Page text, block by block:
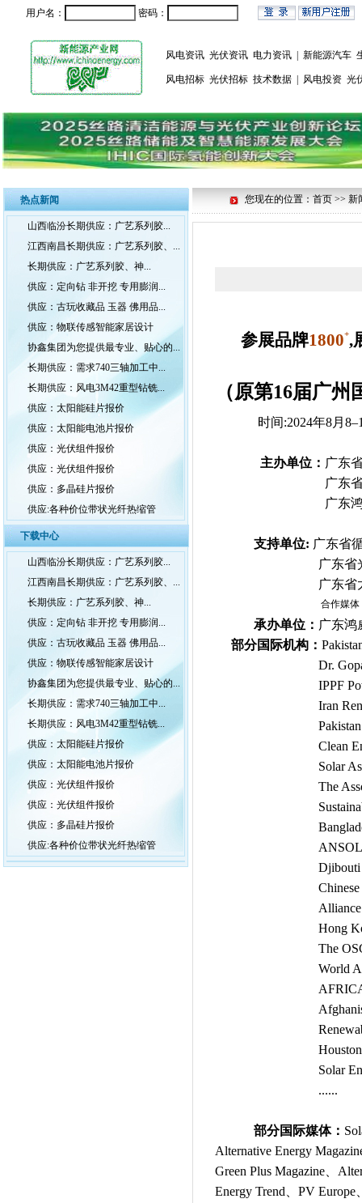
用户名： 密码：
风电资讯 光伏资讯 电力资讯 新能源汽车
风电招标 光伏招标 技术数据 风电投资 光
热点新闻
山西临汾长期供应：广艺系列胶...
江西南昌长期供应：广艺系列胶、...
长期供应：广艺系列胶、神...
供应：定向钻 非开挖 专用膨润...
供应：古玩收藏品 玉器 佛用品...
供应：物联传感智能家居设计
协鑫集团为您提供最专业、贴心的...
长期供应：需求740三轴加工中...
长期供应：风电3M42重型钻铣...
供应：太阳能硅片报价
供应：太阳能电池片报价
供应：光伏组件报价
供应：光伏组件报价
供应：多晶硅片报价
供应:各种价位带状光纤热缩管
下载中心
山西临汾长期供应：广艺系列胶...
江西南昌长期供应：广艺系列胶、...
长期供应：广艺系列胶、神...
供应：定向钻 非开挖 专用膨润...
供应：古玩收藏品 玉器 佛用品...
供应：物联传感智能家居设计
协鑫集团为您提供最专业、贴心的...
长期供应：需求740三轴加工中...
长期供应：风电3M42重型钻铣...
供应：太阳能硅片报价
供应：太阳能电池片报价
供应：光伏组件报价
供应：光伏组件报价
供应：多晶硅片报价
供应:各种价位带状光纤热缩管
您现在的位置：首页 >> 新
参展品牌1800+,
（原第16届广
时间:2024年8月
主办单位： 广东
广东
广东
支持单位: 广东省
广东省
广东省
合作媒
承办单位： 广东鸿
部分国际机构：
Dr.
IPPF
Iran
Clean
Solar
The
Djibouti
Hong
The
World
Solar
......
部分国际媒体：
Alternative Energy
Green Plus Magazine、
Energy Trend、PV Europe